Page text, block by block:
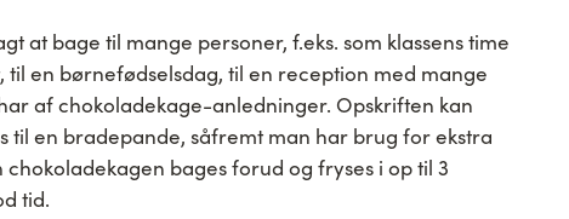
at bage til mange personer, f.eks. som klassens time
en børnefødselsdag, til en reception med mange
af chokoladekage-anledninger. Opskriften kan
til en bradepande, såfremt man har brug for ekstra
chokoladekagen bages forud og fryses i op til 3
tid.